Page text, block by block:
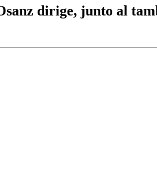
dirige, junto al